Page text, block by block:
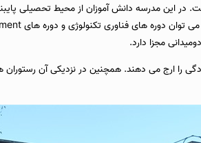
است. در این مدرسه دانش آموزان از محیط
مجزا دارد.
ارج می دهند. همچنین در نزدیکی آن